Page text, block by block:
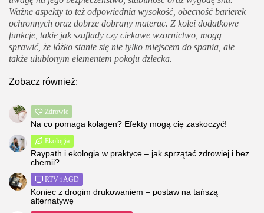
Ważne aspekty to też odpowiednia wysokość, obecność barierek
ochronnych oraz dobrze dobrany materac. Z kolei dodatkowe
funkcje, takie jak szuflady czy ciekawe wzornictwo, mogą
sprawić, że łóżko stanie się nie tylko miejscem do spania, ale
także ulubionym elementem pokoju dziecka.
Zobacz również:
Zdrowie
Na co pomaga kolagen? Efekty mogą cię zaskoczyć!
Ekologia
Raypath i ekologia w praktyce – jak sprzątać zdrowiej i bez
chemii?
RTV i AGD
Koniec z drogim drukowaniem – postaw na tańszą
alternatywę